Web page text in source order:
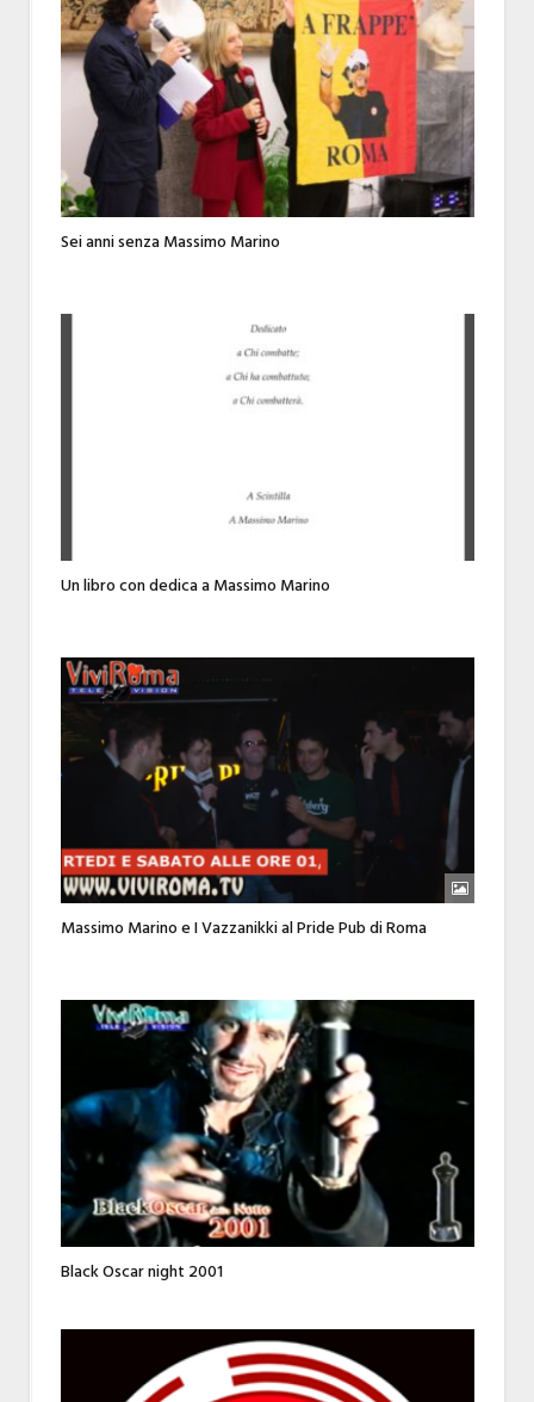
Sei anni senza Massimo Marino
Un libro con dedica a Massimo Marino
Massimo Marino e I Vazzanikki al Pride Pub di Roma
Black Oscar night 2001